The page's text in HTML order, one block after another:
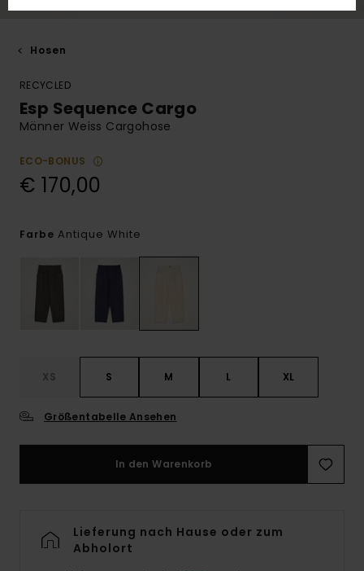
Hosen
RECYCLED
Esp Sequence Cargo
Männer Weiss Cargohose
ECO-BONUS
€ 170,00
Farbe Antique White
XS S M L XL
Größentabelle Ansehen
In den Warenkorb
Lieferung nach Hause oder zum
Abholort